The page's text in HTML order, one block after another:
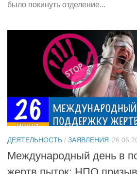
было покинуть отделение...
ДЕЯТЕЛЬНОСТЬ / ЗАЯВЛЕНИЯ
Международный день в